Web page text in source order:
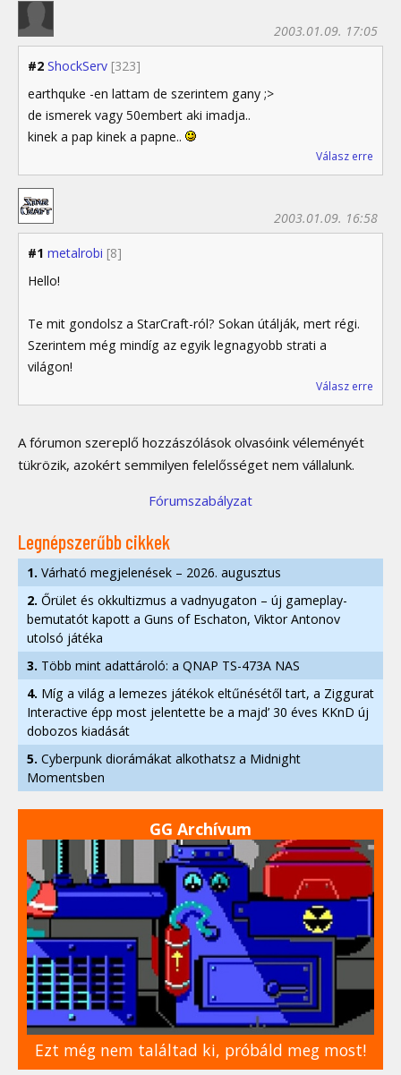
#2 ShockServ [323]
2003.01.09. 17:05
earthquke -en lattam de szerintem gany ;>
de ismerek vagy 50embert aki imadja..
kinek a pap kinek a papne..
Válasz erre
#1 metalrobi [8]
2003.01.09. 16:58
Hello!
Te mit gondolsz a StarCraft-ról? Sokan útálják, mert régi.
Szerintem még mindíg az egyik legnagyobb strati a
világon!
Válasz erre
A fórumon szereplő hozzászólások olvasóink véleményét
tükrözik, azokért semmilyen felelősséget nem vállalunk.
Fórumszabályzat
Legnépszerűbb cikkek
1. Várható megjelenések – 2026. augusztus
2. Őrület és okkultizmus a vadnyugaton – új gameplay-
bemutatót kapott a Guns of Eschaton, Viktor Antonov
utolsó játéka
3. Több mint adattároló: a QNAP TS-473A NAS
4. Míg a világ a lemezes játékok eltűnésétől tart, a Ziggurat
Interactive épp most jelentette be a majd’ 30 éves KKnD új
dobozos kiadását
5. Cyberpunk diorámákat alkothatsz a Midnight
Momentsben
GG Archívum
Ezt még nem találtad ki, próbáld meg most!